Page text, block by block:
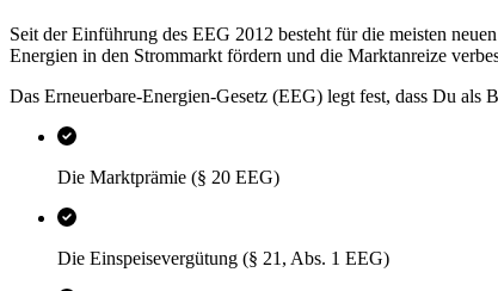
Seit der Einführung des EEG 2012 besteht für die meisten
Energien in den Strommarkt fördern und die Marktanreize
Das Erneuerbare-Energien-Gesetz (EEG) legt fest, dass Du als
Die Marktprämie (§ 20 EEG)
Die Einspeisevergütung (§ 21, Abs. 1 EEG)